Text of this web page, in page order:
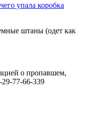
упала коробка
штаны (одет как
о пропавшем,
77-66-339